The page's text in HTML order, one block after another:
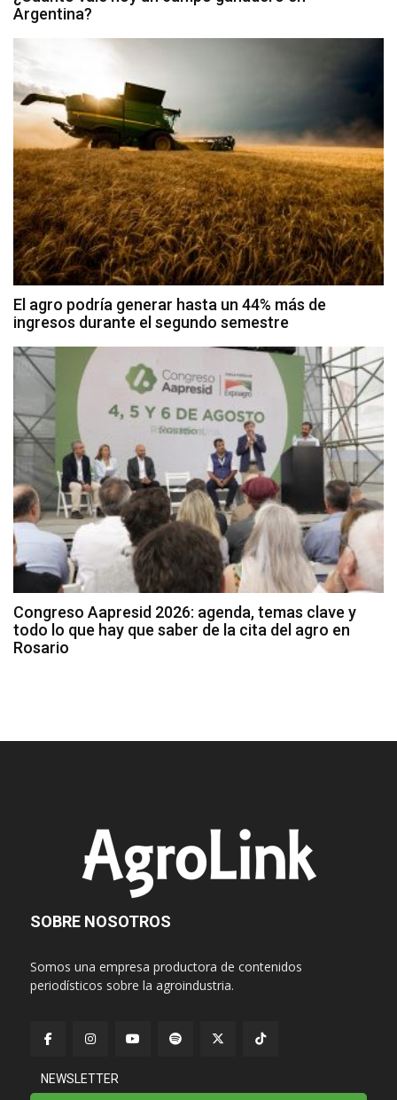
Argentina?
El agro podría generar hasta un 44% más de
ingresos durante el segundo semestre
Congreso Aapresid 2026: agenda, temas clave y
todo lo que hay que saber de la cita del agro en
Rosario
SOBRE NOSOTROS
Somos una empresa productora de contenidos
periodísticos sobre la agroindustria.
NEWSLETTER